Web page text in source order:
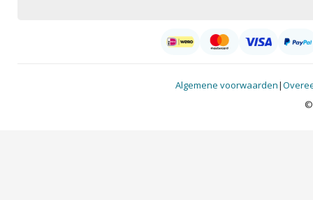
Algemene voorwaarden|
©